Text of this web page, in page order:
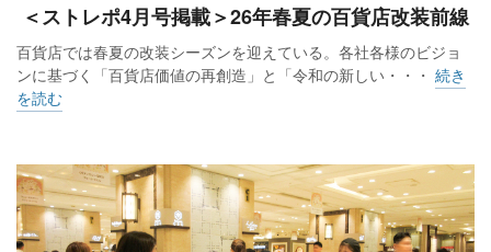
＜ストレポ4月号掲載＞26年春夏の百貨店改装前線
百貨店では春夏の改装シーズンを迎えている。各社各様のビジョ
ンに基づく「百貨店価値の再創造」と「令和の新しい・・・ 続き
を読む